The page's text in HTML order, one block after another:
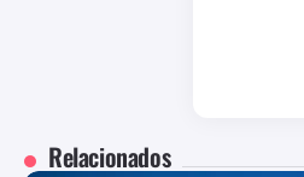
Relacionados